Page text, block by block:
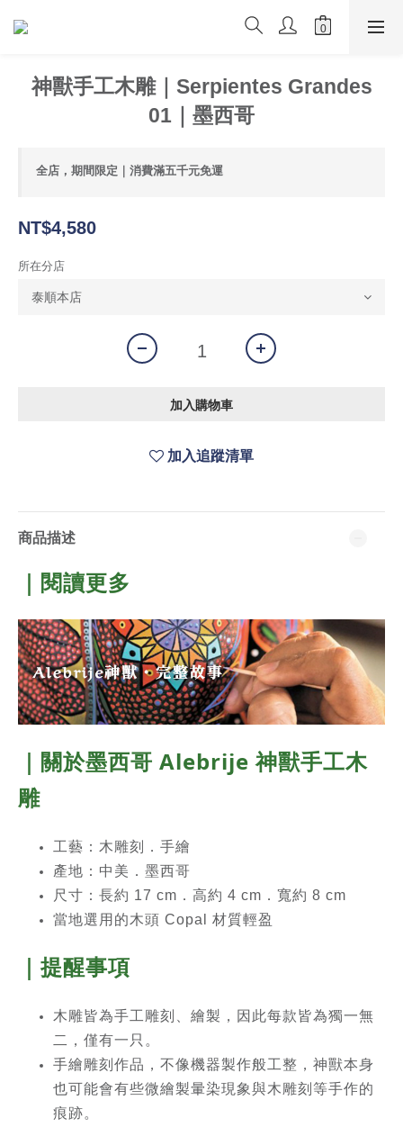
神獸手工木雕｜Serpientes Grandes
01｜墨西哥
全店，期間限定｜消費滿五千元免運
NT$4,580
所在分店
加入購物車
加入追蹤清單
商品描述
｜閱讀更多
｜關於墨西哥 Alebrije 神獸手工木
雕
工藝：木雕刻．手繪
產地：中美．墨西哥
尺寸：長約 17 cm．高約 4 cm．寬約 8 cm
當地選用的木頭 Copal 材質輕盈
｜提醒事項
木雕皆為手工雕刻、繪製，因此每款皆為獨一無
二，僅有一只。
手繪雕刻作品，不像機器製作般工整，神獸本身
也可能會有些微繪製暈染現象與木雕刻等手作的
痕跡。